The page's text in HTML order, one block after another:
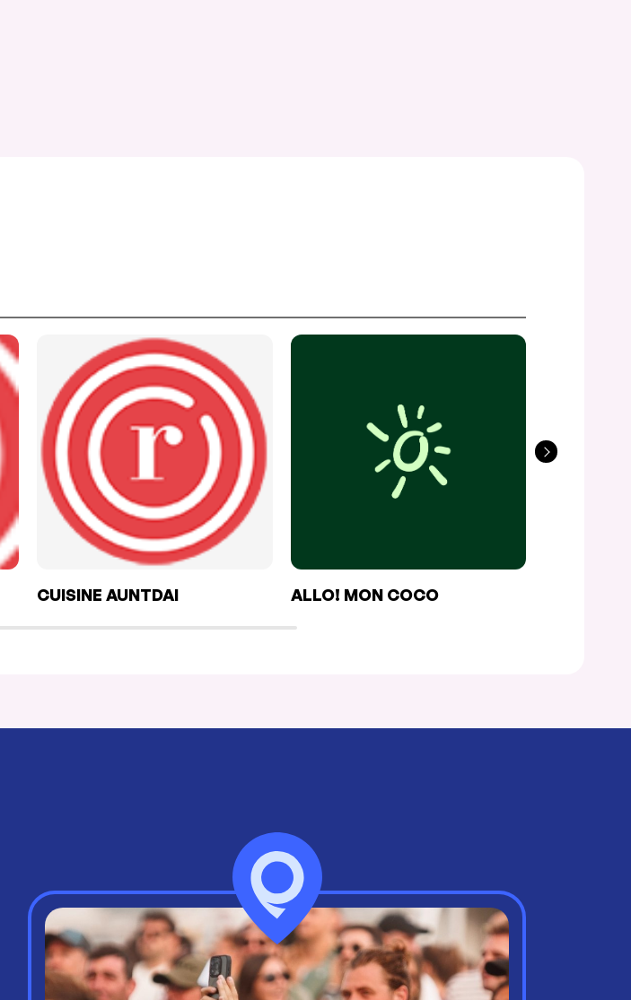
CUISINE AUNTDAI ALLO! MON COCO